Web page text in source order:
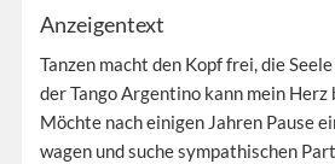
Anzeigentext
Tanzen macht den Kopf frei, die
der Tango Argentino kann mein Herz
Möchte nach einigen Jahren Pause
wagen und suche sympathischen